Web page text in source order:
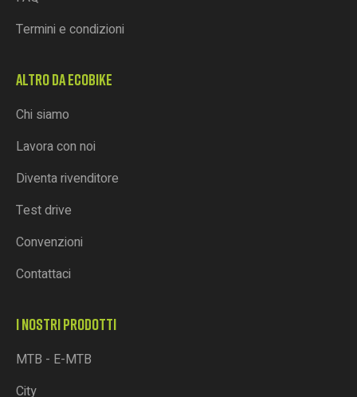
Termini e condizioni
ALTRO DA ECOBIKE
Chi siamo
Lavora con noi
Diventa rivenditore
Test drive
Convenzioni
Contattaci
I NOSTRI PRODOTTI
MTB - E-MTB
City